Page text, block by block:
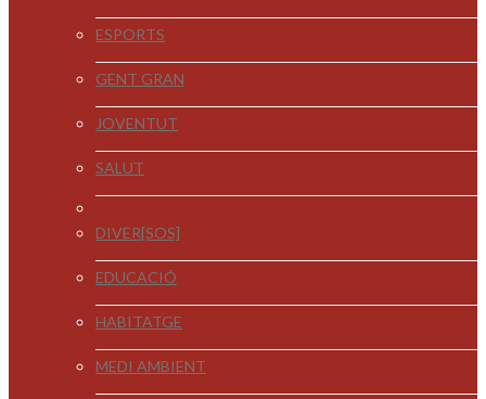
ESPORTS
GENT GRAN
JOVENTUT
SALUT
DIVER[SOS]
EDUCACIÓ
HABITATGE
MEDI AMBIENT